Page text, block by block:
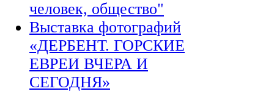
человек, общество"
Выставка фотографий
«ДЕРБЕНТ. ГОРСКИЕ
ЕВРЕИ ВЧЕРА И
СЕГОДНЯ»